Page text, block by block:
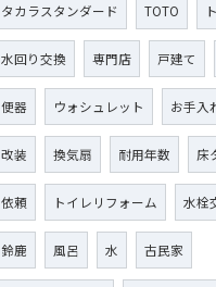
タカラスタンダード TOTO
水回り交換 専門店 戸建て
便器 ウォシュレット お手入
改装 換気扇 耐用年数 床
依頼 トイレリフォーム 水栓
鈴鹿 風呂 水 古民家